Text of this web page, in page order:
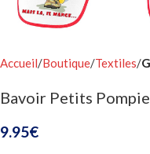
Accueil Boutique Textiles
Bavoir Petits
9.95€